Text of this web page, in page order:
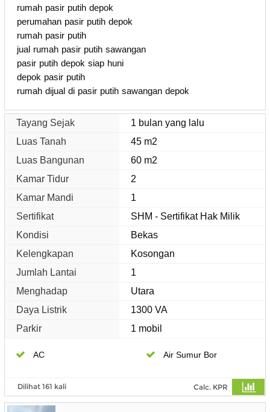
rumah pasir putih depok
perumahan pasir putih depok
rumah pasir putih
jual rumah pasir putih sawangan
pasir putih depok siap huni
depok pasir putih
rumah dijual di pasir putih sawangan depok
Tayang Sejak
1 bulan yang lalu
Luas Tanah
45 m2
Luas Bangunan
60 m2
Kamar Tidur
2
Kamar Mandi
1
Sertifikat
SHM - Sertifikat Hak Milik
Kondisi
Bekas
Kelengkapan
Kosongan
Jumlah Lantai
1
Menghadap
Utara
Daya Listrik
1300 VA
Parkir
1 mobil
AC Air Sumur Bor
Dilihat 161 kali Calc. KPR